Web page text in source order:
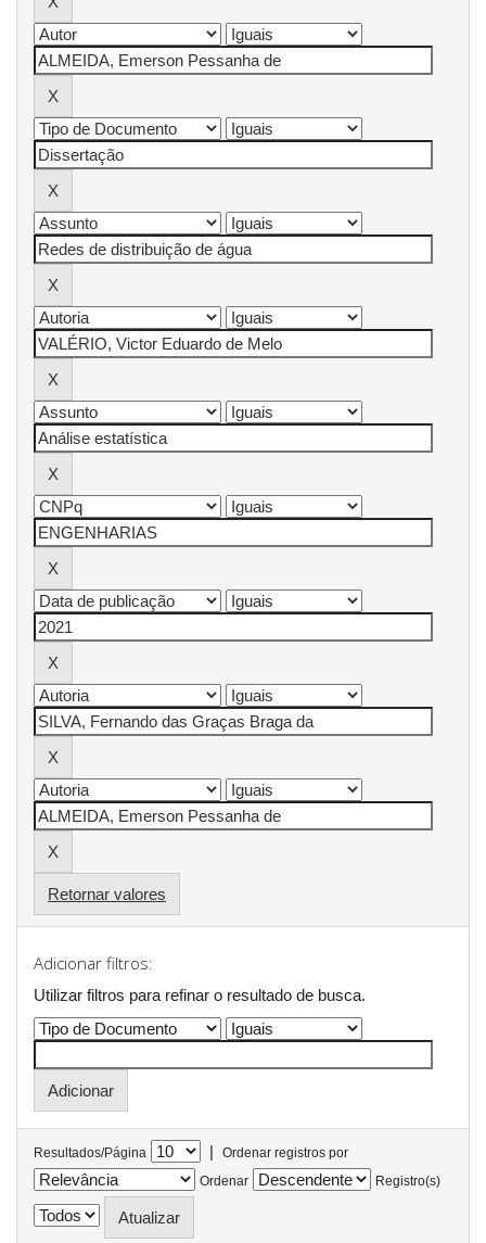
Retornar valores
Adicionar filtros:
Utilizar filtros para refinar o resultado de busca.
Resultados/Página |
Ordenar registros por
Ordenar
Registro(s)